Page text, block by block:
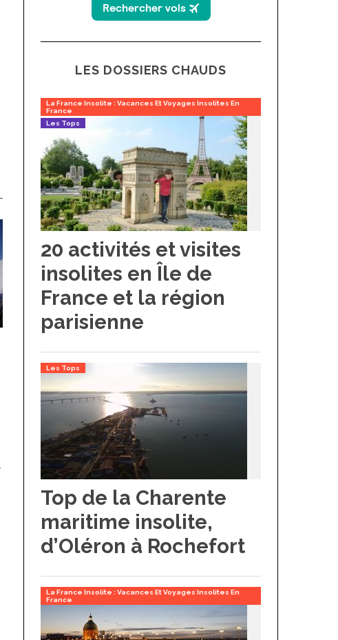
Hôtel dans les arbres : les
Free Spirits Spheres
Offrez-vous un
LES DOSSIERS CHAUDS
La France Insolite : Vacances Et Voyages Insolites En
France
Les Tops
20 activités et visites
insolites en Île de
France et la région
parisienne
Les Tops
Top de la Charente
maritime insolite,
d’Oléron à Rochefort
La France Insolite : Vacances Et Voyages Insolites En
France